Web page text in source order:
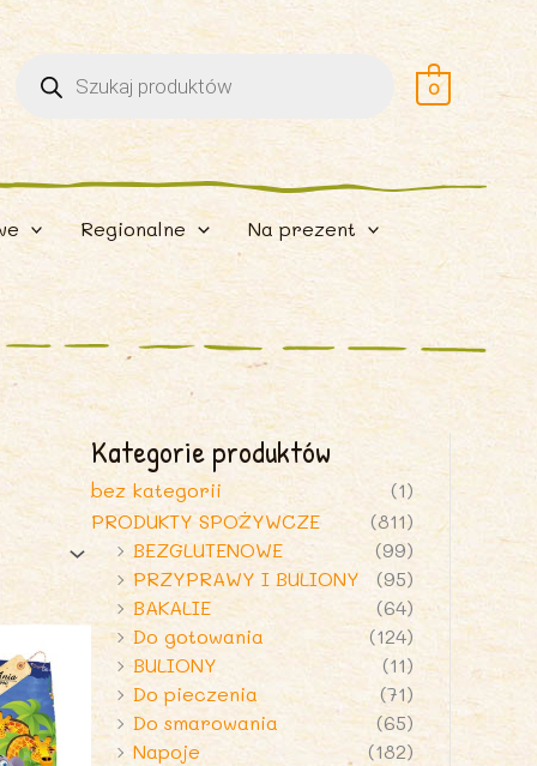
Wyszukiwarka
produktów 0
Regionalne Na prezent
Kategorie produktów
bez kategorii
(1)
PRODUKTY SPOŻYWCZE
(811)
BEZGLUTENOWE
(99)
PRZYPRAWY I BULIONY
(95)
BAKALIE
(64)
Do gotowania
(124)
BULIONY
(11)
Do pieczenia
(71)
Do smarowania
(65)
Napoje
(182)